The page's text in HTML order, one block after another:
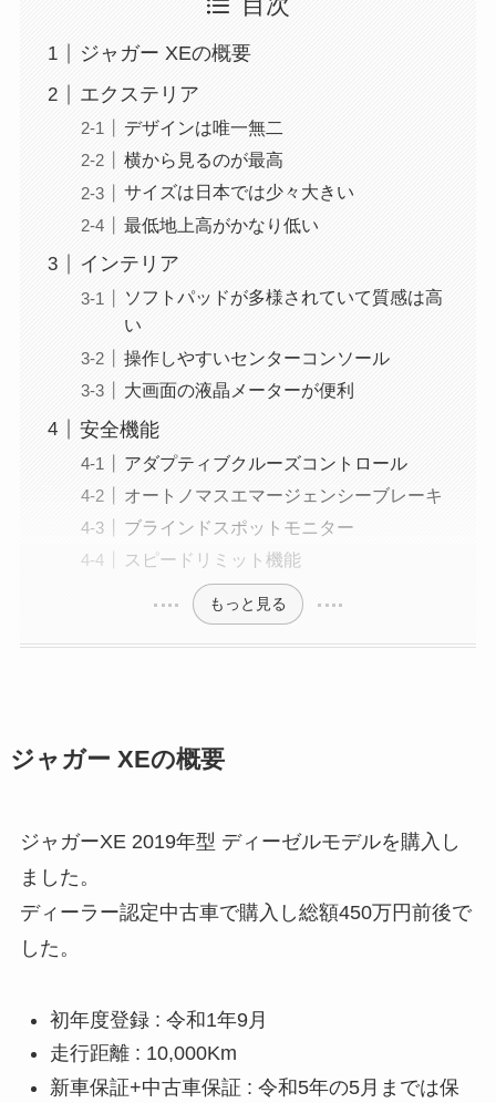
目次
ジャガー XEの概要
エクステリア
デザインは唯一無二
横から見るのが最高
サイズは日本では少々大きい
最低地上高がかなり低い
インテリア
ソフトパッドが多様されていて質感は高
い
操作しやすいセンターコンソール
大画面の液晶メーターが便利
安全機能
アダプティブクルーズコントロール
オートノマスエマージェンシーブレーキ
ブラインドスポットモニター
スピードリミット機能
もっと見る
ジャガー XEの概要
ジャガーXE 2019年型 ディーゼルモデルを購入し
ました。
ディーラー認定中古車で購入し総額450万円前後で
した。
初年度登録 : 令和1年9月
走行距離 : 10,000Km
新車保証+中古車保証 : 令和5年の5月までは保